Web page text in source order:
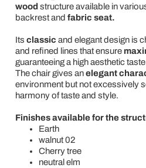
wood structure available in
backrest and fabric seat.
Its classic and elegant design is
and refined lines that ensure
guaranteeing a high aesthetic
The chair gives anelegant
environment but not excessively
harmony of taste and style.
Finishes available for the
Earth
walnut 02
Cherry tree
neutral elm